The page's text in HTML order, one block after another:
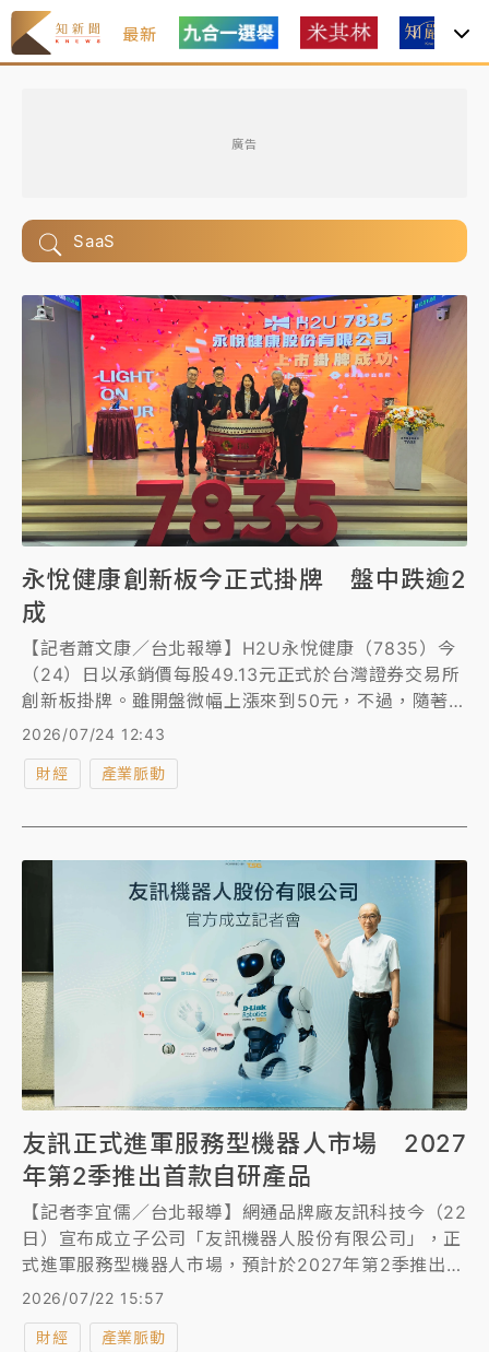
最新
廣告
SaaS
永悅健康創新板今正式掛牌 盤中跌逾2
成
【記者蕭文康／台北報導】H2U永悅健康（7835）今
（24）日以承銷價每股49.13元正式於台灣證券交易所
創新板掛牌。雖開盤微幅上漲來到50元，不過，隨著大
盤走弱，盤中最低來到38.15元，重挫22.34%。
2026/07/24 12:43
財經 產業脈動
友訊正式進軍服務型機器人市場 2027
年第2季推出首款自研產品
【記者李宜儒／台北報導】網通品牌廠友訊科技今（22
日）宣布成立子公司「友訊機器人股份有限公司」，正
式進軍服務型機器人市場，預計於2027年第2季推出首
款自研產品，將聚焦「智慧陪伴」與「安全照護」兩大
利基應用，結合長年累積的聯網技術、訂閱制管理服
務，採取輕資產營運策略，主攻SaaS軟體服務、雲端
2026/07/22 15:57
財經 產業脈動